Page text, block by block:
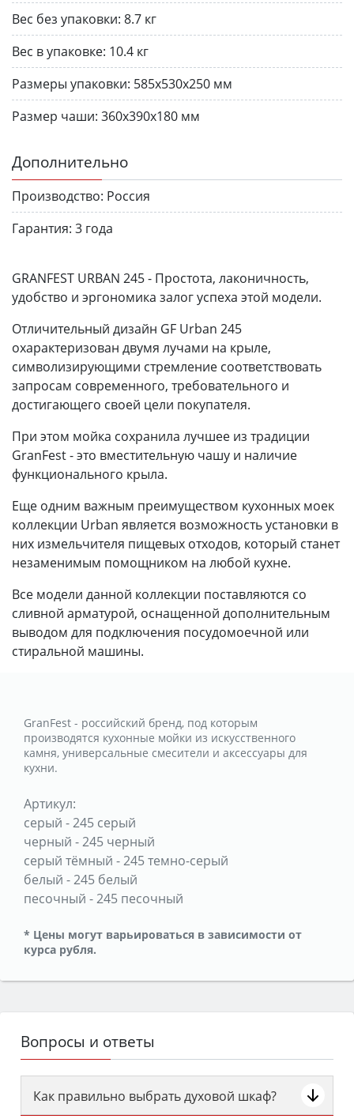
Вес без упаковки: 8.7 кг
Вес в упаковке: 10.4 кг
Размеры упаковки: 585х530х250 мм
Размер чаши: 360х390х180 мм
Дополнительно
Производство: Россия
Гарантия: 3 года
GRANFEST URBAN 245 - Простота, лаконичность,
удобство и эргономика залог успеха этой модели.
Отличительный дизайн GF Urban 245
охарактеризован двумя лучами на крыле,
символизирующими стремление соответствовать
запросам современного, требовательного и
достигающего своей цели покупателя.
При этом мойка сохранила лучшее из традиции
GranFest - это вместительную чашу и наличие
функционального крыла.
Еще одним важным преимуществом кухонных моек
коллекции Urban является возможность установки в
них измельчителя пищевых отходов, который станет
незаменимым помощником на любой кухне.
Все модели данной коллекции поставляются со
сливной арматурой, оснащенной дополнительным
выводом для подключения посудомоечной или
стиральной машины.
GranFest - российский бренд, под которым
производятся кухонные мойки из искусственного
камня, универсальные смесители и аксессуары для
кухни.
Артикул:
серый -245 серый
черный -245 черный
серый тёмный -245 темно-серый
белый -245 белый
песочный -245 песочный
* Цены могут варьироваться в зависимости от
курса рубля.
Вопросы и ответы
Как правильно выбрать духовой шкаф?